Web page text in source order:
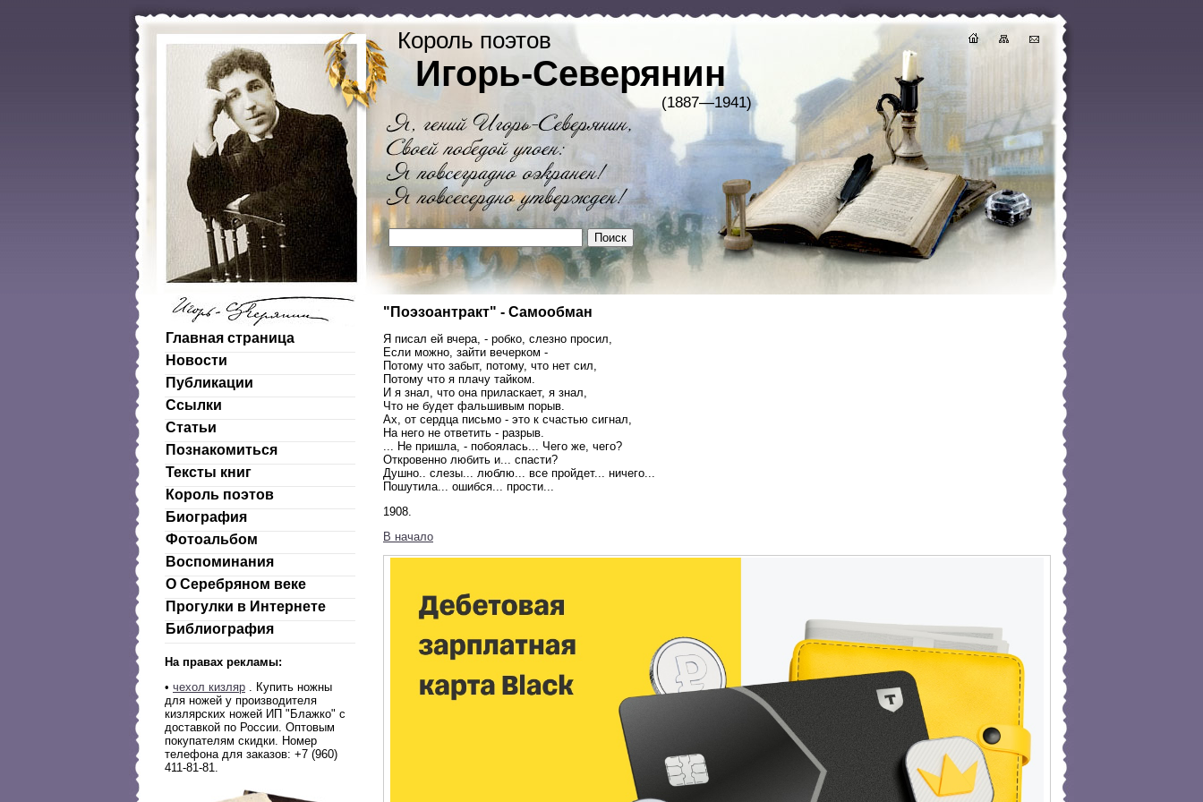
Король поэтов
Игорь-Северянин
(1887—1941)
Главная страница
Новости
Публикации
Ссылки
Статьи
Познакомиться
Тексты книг
Король поэтов
Биография
Фотоальбом
Воспоминания
О Серебряном веке
Прогулки в Интернете
Библиография
На правах рекламы:
• чехол кизляр . Купить ножны
для ножей у производителя
кизлярских ножей ИП "Блажко" c
доставкой по России. Оптовым
покупателям скидки. Номер
телефона для заказов: +7 (960)
411-81-81.
"Поэзоантракт" - Самообман
Я писал ей вчера, - робко, слезно просил,
Если можно, зайти вечерком -
Потому что забыт, потому, что нет сил,
Потому что я плачу тайком.
И я знал, что она приласкает, я знал,
Что не будет фальшивым порыв.
Ах, от сердца письмо - это к счастью сигнал,
На него не ответить - разрыв.
... Не пришла, - побоялась... Чего же, чего?
Откровенно любить и... спасти?
Душно.. слезы... люблю... все пройдет... ничего...
Пошутила... ошибся... прости...
1908.
В начало